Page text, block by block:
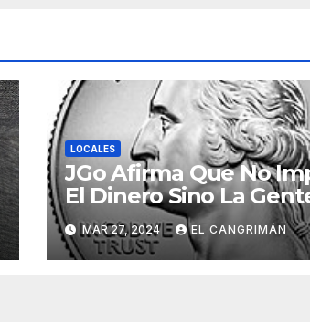
LOCALES
JGo Afirma Que No
El Dinero Sino La
Pregunta: «¿De Verdad
Tendrán Una
MAR 27, 2024 EL CANGRIMÁN